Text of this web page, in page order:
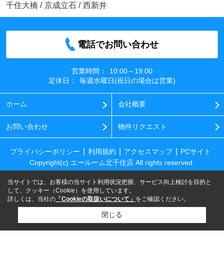
千住大橋 / 京成立石 / 西新井
電話でお問い合わせ
営業時間：
10:00～19:00
定休日：
毎週水曜日(祝日の場合は営業)
ホーム 会社概要
お問い合わせ 物件リクエスト
プライバシーポリシー 利用規約 アクセスマップ
PCサイト
Copyright(c) エールーム北千住店 All rights reserved.
当サイトでは、お客様の当サイト利用状況把握、サービス向上検討を目的と
して、クッキー（Cookie）を使用しています。
詳しくは、当社の 「Cookieの取扱いについて」 をご確認ください。
閉じる